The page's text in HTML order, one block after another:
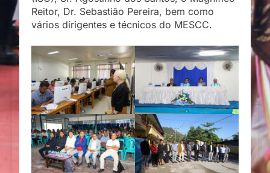
Reitor, Dr. Sebastião Pereira, bem como
vários dirigentes e técnicos do MESCC.